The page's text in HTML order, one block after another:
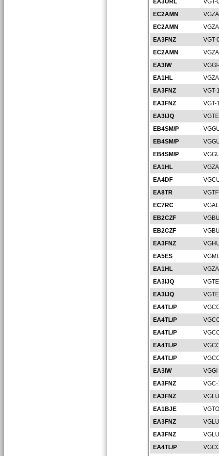
EA3URL
VGT-
EC2AMN
EC2AMN
EA3FNZ
VGT-
EC2AMN
EA3IW
EA1HL
EA3FNZ
VGT-
EA3FNZ
VGT-
EA3IJQ
EB4SM/P
EB4SM/P
EB4SM/P
EA1HL
EA4DF
EA8TR
EC7RC
EB2CZF
EB2CZF
EA3FNZ
EA5ES
EA1HL
EA3IJQ
EA3IJQ
EA4TL/P
EA4TL/P
EA4TL/P
EA4TL/P
EA4TL/P
EA3IW
EA3FNZ
EA3FNZ
EA1BJE
EA3FNZ
EA3FNZ
EA4TL/P